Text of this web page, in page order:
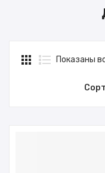
Показаны